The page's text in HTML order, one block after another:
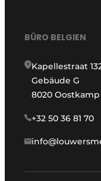
BÜRO BELGIEN
Kapellestraat
Gebäude G
8020
+32 50 36 81 70